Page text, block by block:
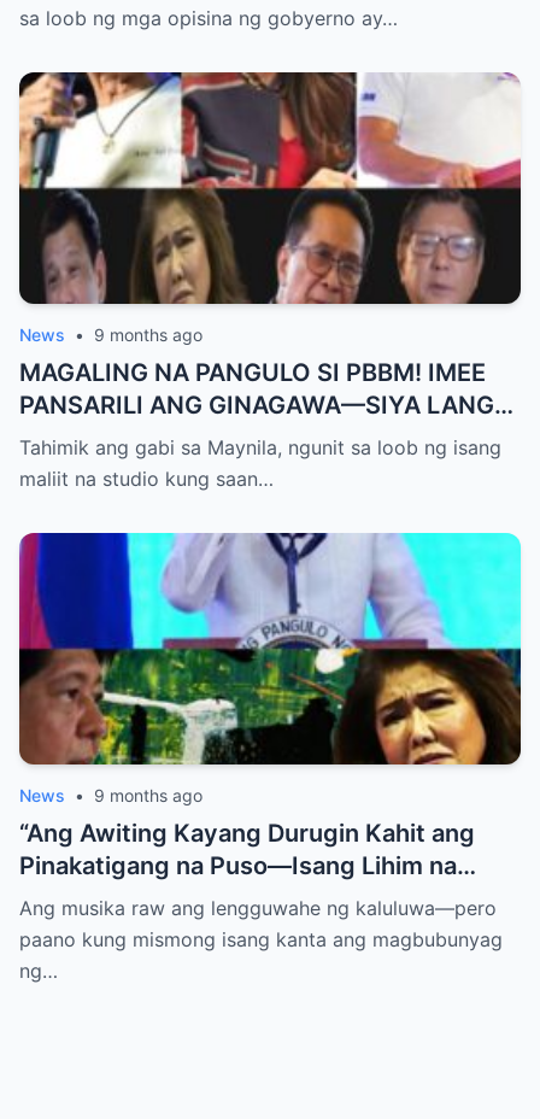
sa loob ng mga opisina ng gobyerno ay…
News • 9 months ago
MAGALING NA PANGULO SI PBBM! IMEE
PANSARILI ANG GINAGAWA—SIYA LANG
ANG MAKIKINABANG! — SAL PANELO
Tahimik ang gabi sa Maynila, ngunit sa loob ng isang
maliit na studio kung saan…
News • 9 months ago
“Ang Awiting Kayang Durugin Kahit ang
Pinakatigang na Puso—Isang Lihim na
Himig na Maglalantad ng Sakit,
Pagkakawatak, at mga Kapatid na
Nakalimot Magmahal
Ang musika raw ang lengguwahe ng kaluluwa—pero
paano kung mismong isang kanta ang magbubunyag
ng…